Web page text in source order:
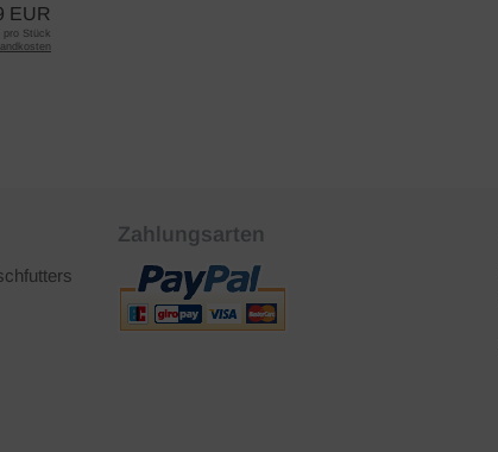
EUR
pro Stück
Zahlungsarten